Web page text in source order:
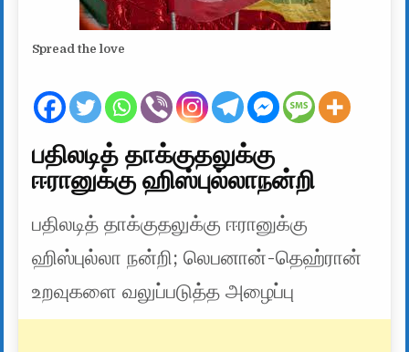
Spread the love
பதிலடித் தாக்குதலுக்கு
ஈரானுக்கு ஹிஸ்புல்லாநன்றி
பதிலடித் தாக்குதலுக்கு ஈரானுக்கு
ஹிஸ்புல்லா நன்றி; லெபனான்-தெஹ்ரான்
உறவுகளை வலுப்படுத்த அழைப்பு